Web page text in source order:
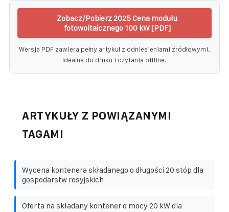
Zobacz/Pobierz 2025 Cena modułu
fotowoltaicznego 100 kW [PDF]
Wersja PDF zawiera pełny artykuł z odniesieniami źródłowymi.
Idealna do druku i czytania offline.
ARTYKUŁY Z POWIĄZANYMI
TAGAMI
Wycena kontenera składanego o długości 20 stóp dla
gospodarstw rosyjskich
Oferta na składany kontener o mocy 20 kW dla